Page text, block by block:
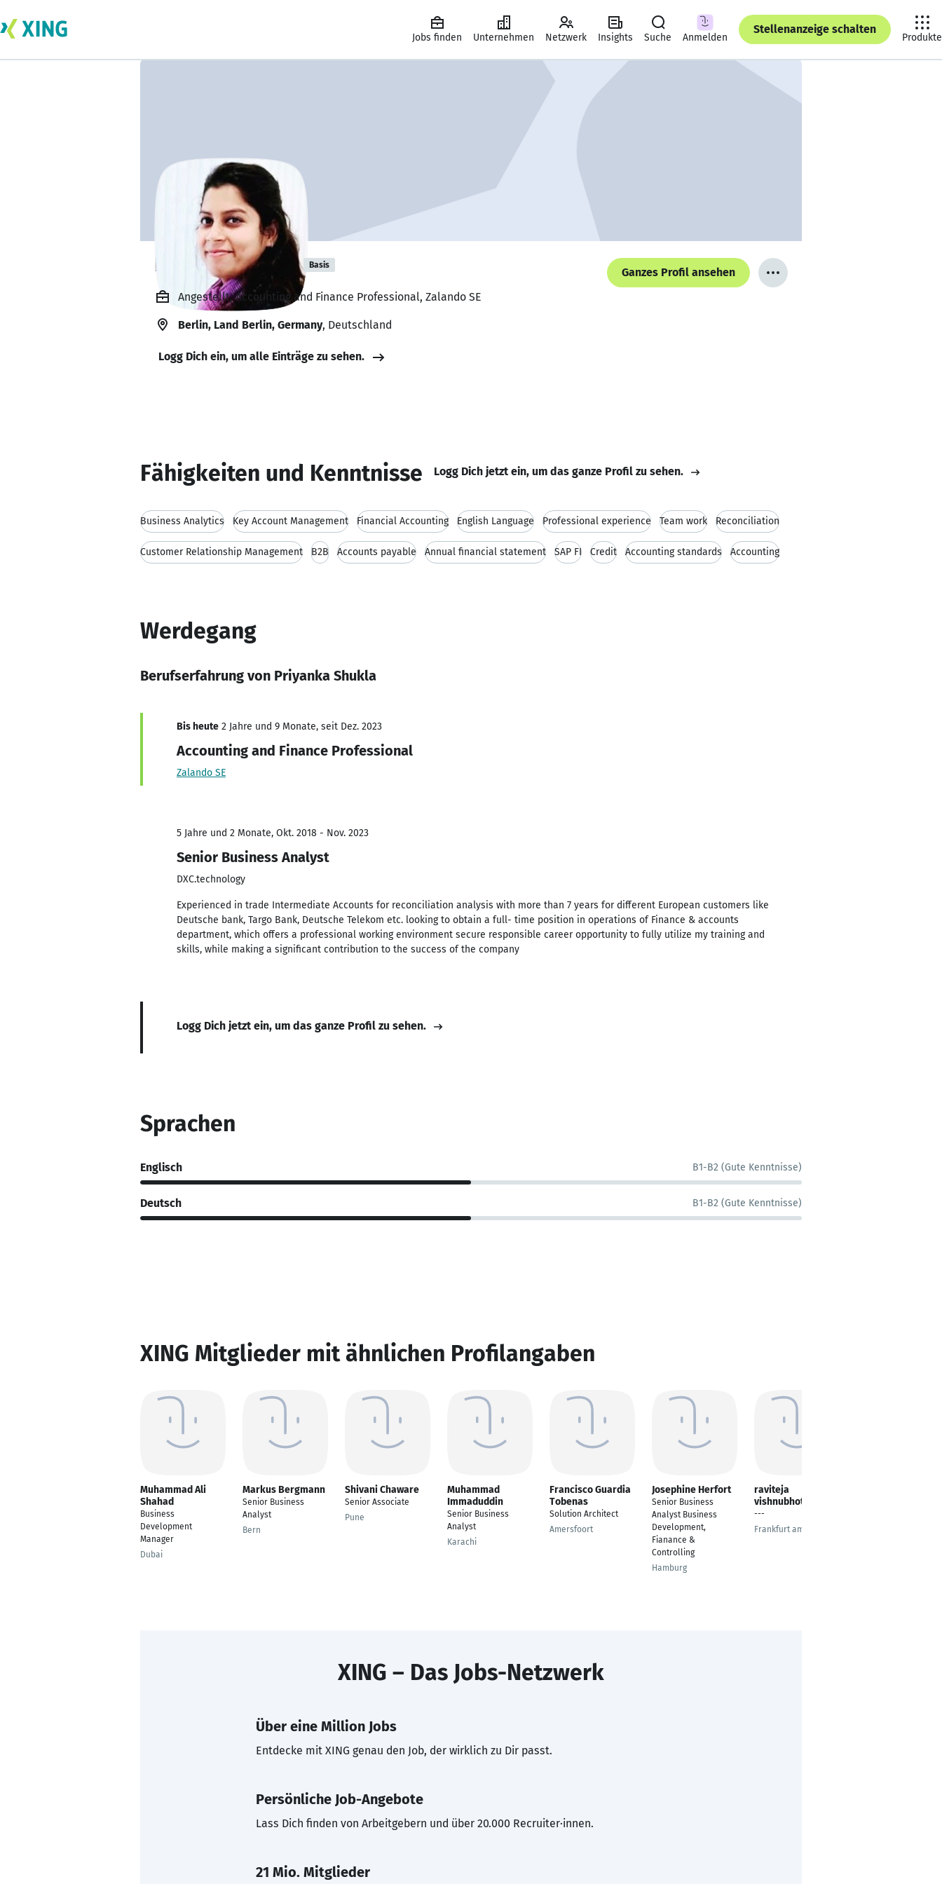
Jobs finden Unternehmen Netzwerk Insights Suche Anmelden
Stellenanzeige schalten
Produkte
Priyanka Shukla Basis
Ganzes Profil ansehen
Angestellt, Accounting and Finance Professional, Zalando SE
Berlin, Land Berlin, Germany, Deutschland
Logg Dich ein, um alle Einträge zu sehen.
Fähigkeiten und Kenntnisse Logg Dich jetzt ein, um das ganze Profil zu sehen.
Business Analytics Key Account Management Financial Accounting English Language Professional experience Team work Reconciliation
Customer Relationship Management B2B Accounts payable Annual financial statement SAP FI Credit Accounting standards Accounting
Werdegang
Berufserfahrung von Priyanka Shukla
Bis heute 2 Jahre und 9 Monate, seit Dez. 2023
Accounting and Finance Professional
Zalando SE
5 Jahre und 2 Monate, Okt. 2018 - Nov. 2023
Senior Business Analyst
DXC.technology
Experienced in trade Intermediate Accounts for reconciliation analysis with more than 7 years for different European customers like
Deutsche bank, Targo Bank, Deutsche Telekom etc. looking to obtain a full- time position in operations of Finance & accounts
department, which offers a professional working environment secure responsible career opportunity to fully utilize my training and
skills, while making a significant contribution to the success of the company
Logg Dich jetzt ein, um das ganze Profil zu sehen.
Sprachen
Englisch B1-B2 (Gute Kenntnisse)
Deutsch B1-B2 (Gute Kenntnisse)
XING Mitglieder mit ähnlichen Profilangaben
Muhammad Ali
Shahad
Business
Development
Manager
Dubai
Markus Bergmann
Senior Business
Analyst
Bern
Shivani Chaware
Senior Associate
Pune
Muhammad
Immaduddin
Senior Business
Analyst
Karachi
Francisco Guardia
Tobenas
Solution Architect
Amersfoort
Josephine Herfort
Senior Business
Analyst Business
Development,
Fianance &
Controlling
Hamburg
raviteja
vishnubhotla
---
Frankfurt am Main
XING – Das Jobs-Netzwerk
Über eine Million Jobs
Entdecke mit XING genau den Job, der wirklich zu Dir passt.
Persönliche Job-Angebote
Lass Dich finden von Arbeitgebern und über 20.000 Recruiter·innen.
21 Mio. Mitglieder